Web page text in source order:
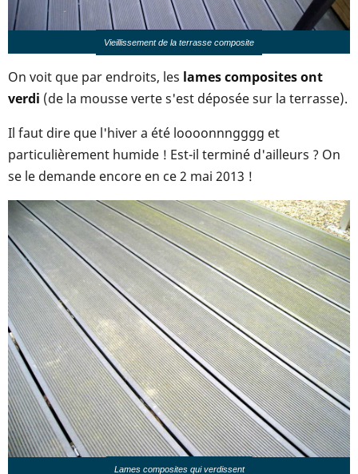
Vieillissement de la terrasse composite
On voit que par endroits, les lames composites ont
verdi (de la mousse verte s'est déposée sur la terrasse).
Il faut dire que l'hiver a été loooonnngggg et
particulièrement humide ! Est-il terminé d'ailleurs ? On
se le demande encore en ce 2 mai 2013 !
Lames composites qui verdissent